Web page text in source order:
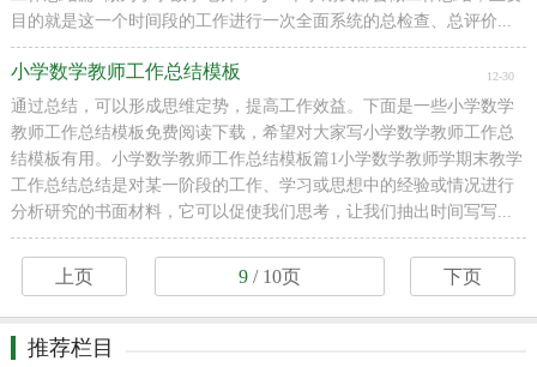
目的就是这一个时间段的工作进行一次全面系统的总检查、总评价...
小学数学教师工作总结模板 12-30
通过总结，可以形成思维定势，提高工作效益。下面是一些小学数学
教师工作总结模板免费阅读下载，希望对大家写小学数学教师工作总
结模板有用。小学数学教师工作总结模板篇1小学数学教师学期末教学
工作总结总结是对某一阶段的工作、学习或思想中的经验或情况进行
分析研究的书面材料，它可以促使我们思考，让我们抽出时间写写...
上页 9/ 10页 下页
推荐栏目